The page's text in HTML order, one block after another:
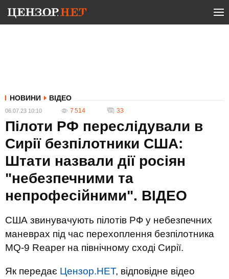
НОВИНИ ВІДЕО
06.07.23 10:10 7 514 33
Пілоти РФ переслідували в
Сирії безпілотники США:
Штати назвали дії росіян
"небезпечними та
непрофесійними". ВIДЕО
США звинувачують пілотів РФ у небезпечних
маневрах під час перехоплення безпілотника
MQ-9 Reaper на північному сході Сирії.
Як передає Цензор.НЕТ, відповідне відео